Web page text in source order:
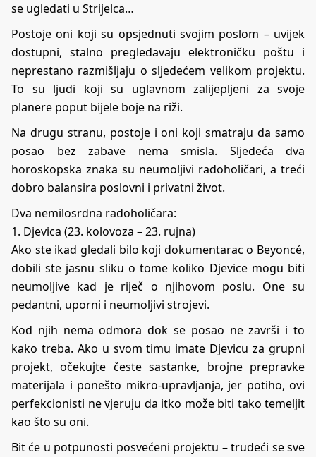
se ugledati u Strijelca…
Postoje oni koji su opsjednuti svojim poslom – uvijek
dostupni, stalno pregledavaju elektroničku poštu i
neprestano razmišljaju o sljedećem velikom projektu.
To su ljudi koji su uglavnom zalijepljeni za svoje
planere poput bijele boje na riži.
Na drugu stranu, postoje i oni koji smatraju da samo
posao bez zabave nema smisla. Sljedeća dva
horoskopska znaka su neumoljivi radoholičari, a treći
dobro balansira poslovni i privatni život.
Dva nemilosrdna radoholičara:
1. Djevica (23. kolovoza – 23. rujna)
Ako ste ikad gledali bilo koji dokumentarac o Beyoncé,
dobili ste jasnu sliku o tome koliko Djevice mogu biti
neumoljive kad je riječ o njihovom poslu. One su
pedantni, uporni i neumoljivi strojevi.
Kod njih nema odmora dok se posao ne završi i to
kako treba. Ako u svom timu imate Djevicu za grupni
projekt, očekujte česte sastanke, brojne prepravke
materijala i ponešto mikro-upravljanja, jer potiho, ovi
perfekcionisti ne vjeruju da itko može biti tako temeljit
kao što su oni.
Bit će u potpunosti posvećeni projektu – trudeći se sve